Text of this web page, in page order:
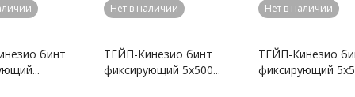
бинт
Нет в наличии
ТЕЙП-Кинезио бинт
фиксирующий 5х500...
Нет в наличии
ТЕЙП-Кинезио
фиксирующий